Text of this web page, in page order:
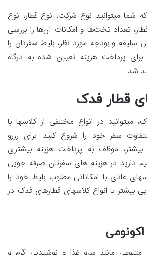
در نظر داشته باشید که شما می‎توانید نوع شرکت، نوع قطار، نوع
تعداد تخت‌ها و امکانات آن‌ها را بررسی
سلیقه و بودجه مورد نظر، بلیط سفرتان را
برای پرداخت هزینه تعیین شده به درگاه
شد.
قطار فدک
با رزرو بلیط قطار فدک، می‏توانید در انواع مختلفی از کلاس‎ها با
سفر خود را شروع کنید. برای رزرو
بیشتر، موظف به پرداخت هزینه بیشتری
دارید در هزینه‏ های سفرتان صرفه جویی
عادی با امکاناتی مطلوب بلیط خود را
بیشتر با انواع کلاس‏های قطارهای فدک در